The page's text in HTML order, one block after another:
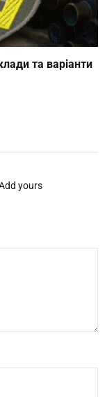
та варіанти
yours